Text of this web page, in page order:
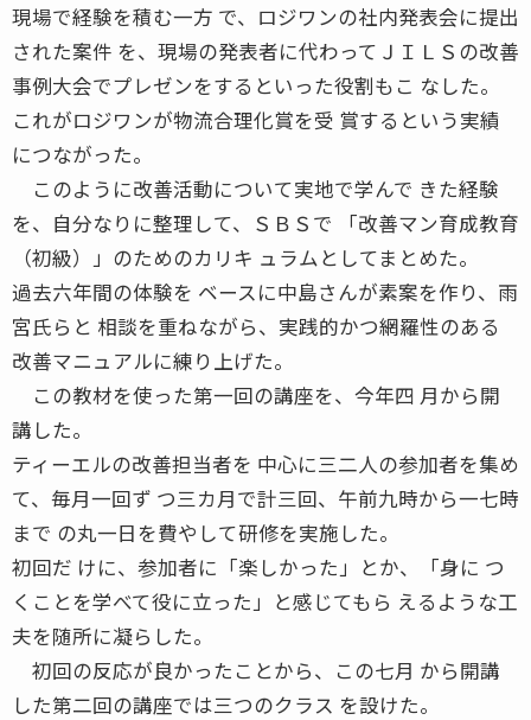
現場で経験を積む一方 で、ロジワンの社内発表会に提出
された案件 を、現場の発表者に代わってＪＩＬＳの改善
事例大会でプレゼンをするといった役割もこ なした。
これがロジワンが物流合理化賞を受 賞するという実績
につながった。
このように改善活動について実地で学んで きた経験
を、自分なりに整理して、ＳＢＳで 「改善マン育成教育
（初級）」のためのカリキ ュラムとしてまとめた。
過去六年間の体験を ベースに中島さんが素案を作り、雨
宮氏らと 相談を重ねながら、実践的かつ網羅性のある
改善マニュアルに練り上げた。
この教材を使った第一回の講座を、今年四 月から開
講した。
ティーエルの改善担当者を 中心に三二人の参加者を集め
て、毎月一回ず つ三カ月で計三回、午前九時から一七時
まで の丸一日を費やして研修を実施した。
初回だ けに、参加者に「楽しかった」とか、「身に つ
くことを学べて役に立った」と感じてもら えるような工
夫を随所に凝らした。
初回の反応が良かったことから、この七月 から開講
した第二回の講座では三つのクラス を設けた。